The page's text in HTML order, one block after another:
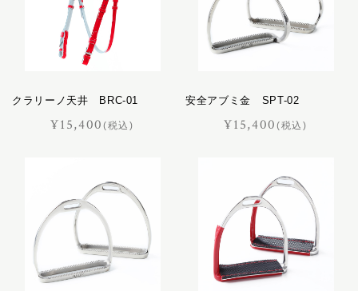
クラリーノ天井 BRC-01
¥15,400(税込)
安全アブミ金 SPT-02
¥15,400(税込)